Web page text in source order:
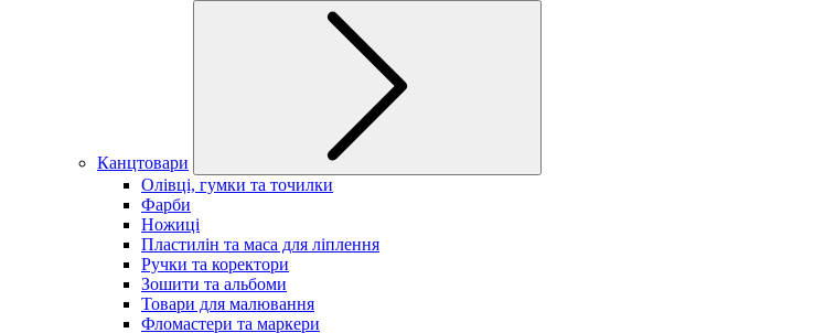
Канцтовари
Олівці, гумки та точилки
Фарби
Ножиці
Пластилін та маса для ліплення
Ручки та коректори
Зошити та альбоми
Товари для малювання
Фломастери та маркери